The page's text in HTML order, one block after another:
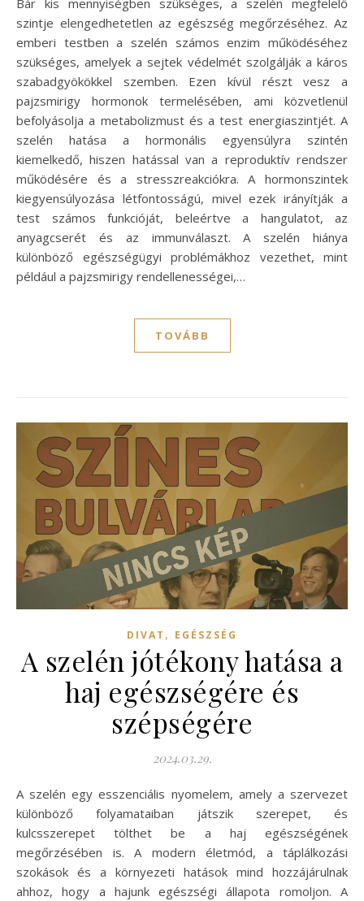
Bár kis mennyiségben szükséges, a szelén megfelelő
szintje elengedhetetlen az egészség megőrzéséhez. Az
emberi testben a szelén számos enzim működéséhez
szükséges, amelyek a sejtek védelmét szolgálják a káros
szabadgyökökkel szemben. Ezen kívül részt vesz a
pajzsmirigy hormonok termelésében, ami közvetlenül
befolyásolja a metabolizmust és a test energiaszintjét. A
szelén hatása a hormonális egyensúlyra szintén
kiemelkedő, hiszen hatással van a reproduktív rendszer
működésére és a stresszreakciókra. A hormonszintek
kiegyensúlyozása létfontosságú, mivel ezek irányítják a
test számos funkcióját, beleértve a hangulatot, az
anyagcserét és az immunválaszt. A szelén hiánya
különböző egészségügyi problémákhoz vezethet, mint
például a pajzsmirigy rendellenességei,…
TOVÁBB
DIVAT , EGÉSZSÉG
A szelén jótékony hatása a
haj egészségére és
szépségére
2024.03.29.
A szelén egy esszenciális nyomelem, amely a szervezet
különböző folyamataiban játszik szerepet, és
kulcsszerepet tölthet be a haj egészségének
megőrzésében is. A modern életmód, a táplálkozási
szokások és a környezeti hatások mind hozzájárulnak
ahhoz, hogy a hajunk egészségi állapota romoljon. A